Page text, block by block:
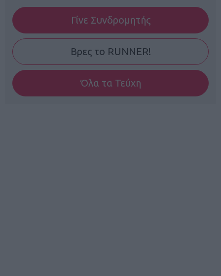
Γίνε Συνδρομητής
Βρες το RUNNER!
Όλα τα Τεύχη